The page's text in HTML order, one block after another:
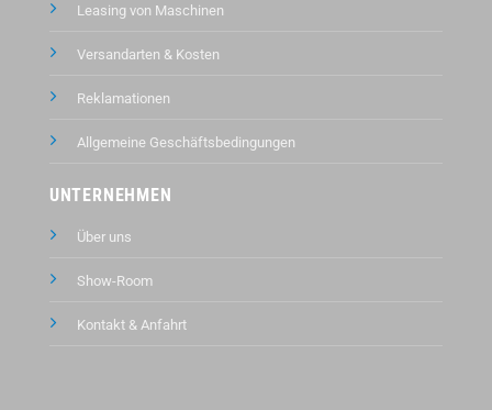
Leasing von Maschinen
Versandarten & Kosten
Reklamationen
Allgemeine Geschäftsbedingungen
UNTERNEHMEN
Über uns
Show-Room
Kontakt & Anfahrt